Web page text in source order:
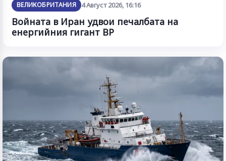
ВЕЛИКОБРИТАНИЯ 4 Август 2026, 16:16
Войната в Иран удвои печалбата на
енергийния гигант BP